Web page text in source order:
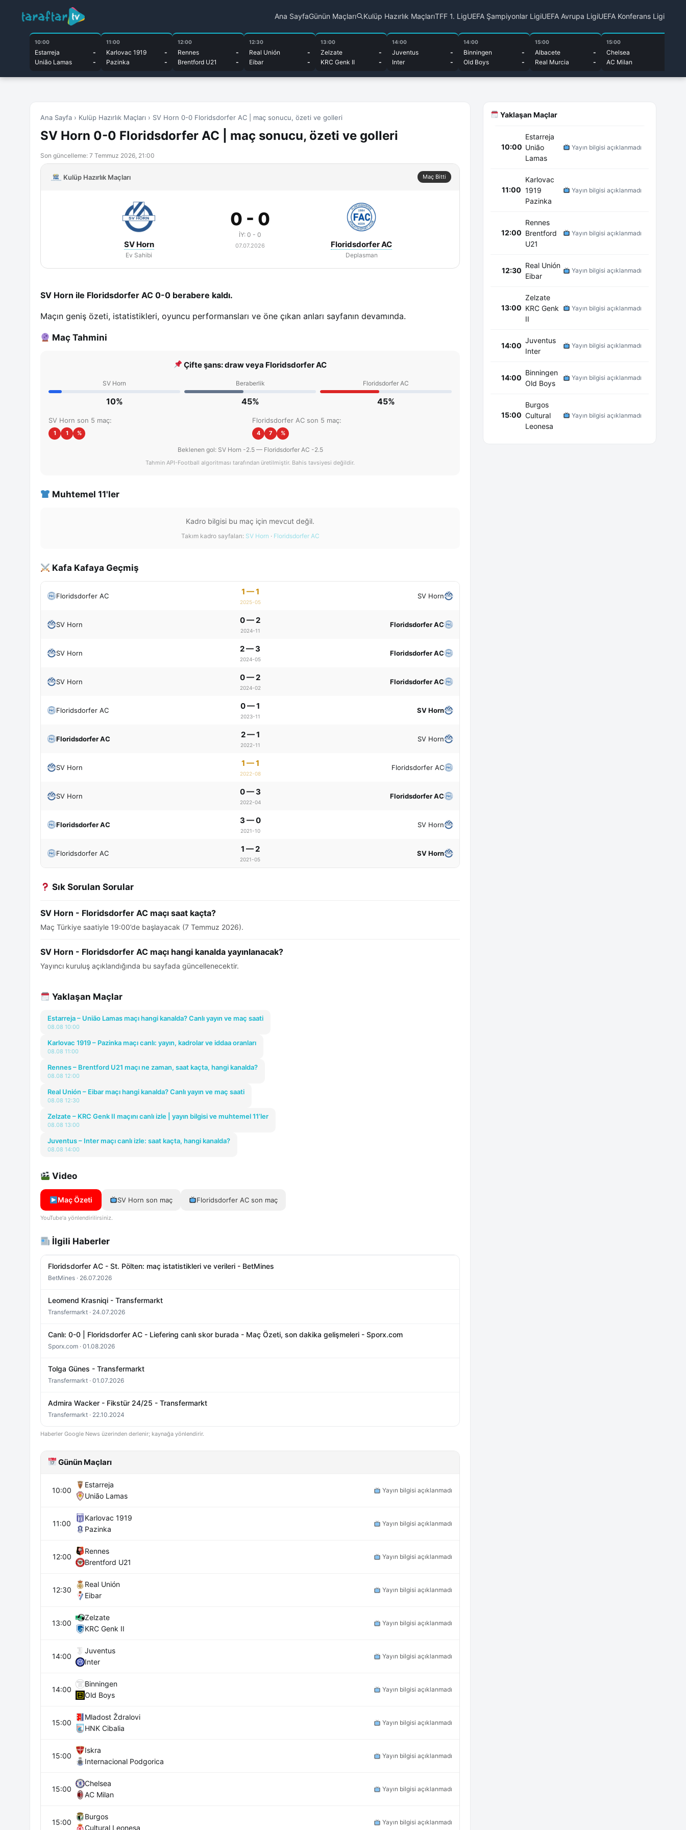
Ana SayfaGünün Maçları Kulüp Hazırlık MaçlarıTFF 1. LigUEFA Şampiyonlar LigiUEFA Avrupa LigiUEFA Konferans Ligi
10:00
Estarreja
-
União Lamas
-
11:00
Karlovac 1919
-
Pazinka
-
12:00
Rennes
-
Brentford U21
-
12:30
Real Unión
-
Eibar
-
13:00
Zelzate
-
KRC Genk II
-
14:00
Juventus
-
Inter
-
14:00
Binningen
-
Old Boys
-
15:00
Albacete
-
Real Murcia
-
15:00
Chelsea
AC Milan
Ana Sayfa › Kulüp Hazırlık Maçları › SV Horn 0-0 Floridsdorfer AC | maç sonucu, özeti ve golleri
SV Horn 0-0 Floridsdorfer AC | maç sonucu, özeti ve golleri
Son güncelleme: 7 Temmuz 2026, 21:00
Kulüp Hazırlık Maçları Maç Bitti
SV Horn
Ev Sahibi
0 - 0
İY: 0 - 0
07.07.2026 Floridsdorfer AC
Deplasman
SV Horn ile Floridsdorfer AC 0-0 berabere kaldı.
Maçın geniş özeti, istatistikleri, oyuncu performansları ve öne çıkan anları sayfanın devamında.
Maç Tahmini
Çifte şans: draw veya Floridsdorfer AC
SV Horn
10%
Beraberlik
45%
Floridsdorfer AC
45%
SV Horn son 5 maç:
1 1 %
Floridsdorfer AC son 5 maç:
4 7 %
Beklenen gol: SV Horn -2.5 — Floridsdorfer AC -2.5
Tahmin API-Football algoritması tarafından üretilmiştir. Bahis tavsiyesi değildir.
Muhtemel 11'ler
Kadro bilgisi bu maç için mevcut değil.
Takım kadro sayfaları: SV Horn · Floridsdorfer AC
Kafa Kafaya Geçmiş
Floridsdorfer AC 1 — 1
2025-05
SV Horn
SV Horn 0 — 2
2024-11
Floridsdorfer AC
SV Horn 2 — 3
2024-05
Floridsdorfer AC
SV Horn 0 — 2
2024-02
Floridsdorfer AC
Floridsdorfer AC 0 — 1
2023-11
SV Horn
Floridsdorfer AC 2 — 1
2022-11
SV Horn
SV Horn 1 — 1
2022-08
Floridsdorfer AC
SV Horn 0 — 3
2022-04
Floridsdorfer AC
Floridsdorfer AC 3 — 0
2021-10
SV Horn
Floridsdorfer AC 1 — 2
2021-05
SV Horn
Sık Sorulan Sorular
SV Horn - Floridsdorfer AC maçı saat kaçta?
Maç Türkiye saatiyle 19:00’de başlayacak (7 Temmuz 2026).
SV Horn - Floridsdorfer AC maçı hangi kanalda yayınlanacak?
Yayıncı kuruluş açıklandığında bu sayfada güncellenecektir.
Yaklaşan Maçlar
Estarreja – União Lamas maçı hangi kanalda? Canlı yayın ve maç saati
08.08 10:00
Karlovac 1919 – Pazinka maçı canlı: yayın, kadrolar ve iddaa oranları
08.08 11:00
Rennes – Brentford U21 maçı ne zaman, saat kaçta, hangi kanalda?
08.08 12:00
Real Unión – Eibar maçı hangi kanalda? Canlı yayın ve maç saati
08.08 12:30
Zelzate – KRC Genk II maçını canlı izle | yayın bilgisi ve muhtemel 11’ler
08.08 13:00
Juventus – Inter maçı canlı izle: saat kaçta, hangi kanalda?
08.08 14:00
Video
Maç Özeti SV Horn son maç Floridsdorfer AC son maç
YouTube'a yönlendirilirsiniz.
İlgili Haberler
Floridsdorfer AC - St. Pölten: maç istatistikleri ve verileri - BetMines
BetMines · 26.07.2026
Leomend Krasniqi - Transfermarkt
Transfermarkt · 24.07.2026
Canlı: 0-0 | Floridsdorfer AC - Liefering canlı skor burada - Maç Özeti, son dakika gelişmeleri - Sporx.com
Sporx.com · 01.08.2026
Tolga Günes - Transfermarkt
Transfermarkt · 01.07.2026
Admira Wacker - Fikstür 24/25 - Transfermarkt
Transfermarkt · 22.10.2024
Haberler Google News üzerinden derlenir; kaynağa yönlendirir.
Günün Maçları
10:00
Estarreja
União Lamas
Yayın bilgisi açıklanmadı
11:00
Karlovac 1919
Pazinka
Yayın bilgisi açıklanmadı
12:00
Rennes
Brentford U21
Yayın bilgisi açıklanmadı
12:30
Real Unión
Eibar
Yayın bilgisi açıklanmadı
13:00
Zelzate
KRC Genk II
Yayın bilgisi açıklanmadı
14:00
Juventus
Inter
Yayın bilgisi açıklanmadı
14:00
Binningen
Old Boys
Yayın bilgisi açıklanmadı
15:00
Mladost Ždralovi
HNK Cibalia
Yayın bilgisi açıklanmadı
15:00
Iskra
Internacional Podgorica
Yayın bilgisi açıklanmadı
15:00
Chelsea
AC Milan
Yayın bilgisi açıklanmadı
15:00
Burgos
Cultural Leonesa
Yayın bilgisi açıklanmadı
Yaklaşan Maçlar
10:00
Estarreja
União
Lamas
Yayın bilgisi açıklanmadı
11:00
Karlovac
1919
Pazinka
Yayın bilgisi açıklanmadı
12:00
Rennes
Brentford
U21
Yayın bilgisi açıklanmadı
12:30
Real Unión
Eibar
Yayın bilgisi açıklanmadı
13:00
Zelzate
KRC Genk
II
Yayın bilgisi açıklanmadı
14:00
Juventus
Inter
Yayın bilgisi açıklanmadı
14:00
Binningen
Old Boys
Yayın bilgisi açıklanmadı
15:00
Burgos
Cultural
Leonesa
Yayın bilgisi açıklanmadı